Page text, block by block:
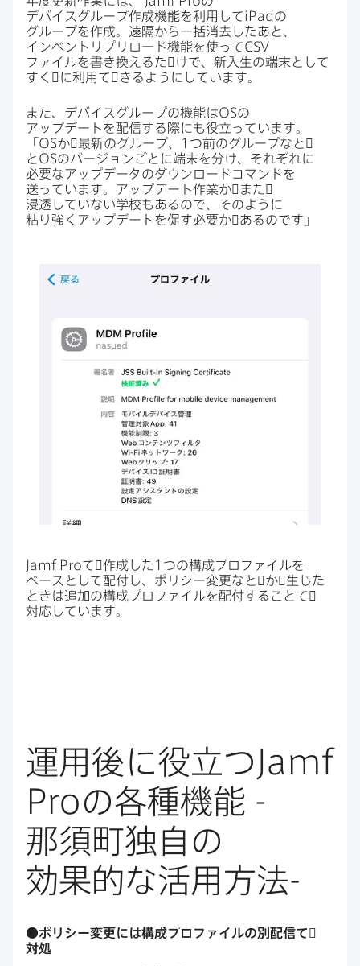
デバイスグループ作成機能を​利用してiPad の​
グループを​作成。​遠隔から​一括​消去した​あと、
インベントリプリロード機能を​使ってCSV
ファイルを​書き換えるた​゙けで、​新入生の​端末と​して​
すく​゙に​利用て​゙きるように​しています。
また、​デバイスグループの​機能はOSの​
アップデートを​配信する​際にも​役立っています。​
「 OSか​゙最新の​グループ、 1 つ前の​グループなと​゙
と OSの​バージョンごとに​端末を​分け、​それぞれに​
必要な​アップデータの​ダウンロードコマンドを​
送っています。​アップデート作業か​゙また​゙
浸透していない​学校も​あるので、​そのように​
粘り強く​アップデートを​促す必要か​゙あるのです」
Jamf Proて​゙作成した1 つの​構成プロファイルを​
ベースと​して​配付し、​ポリシー変更なと​゙か​゙生じた​
ときは​追加の​構成プロファイルを​配付する​ことて​゙
対応しています。
運用後に​役立つ Jamf
Proの​各種機能 -
那須町独自の​
効果的な​活用方​法-
●ポリシー変更には​構成プロファイルの​別配信て​゙
対処